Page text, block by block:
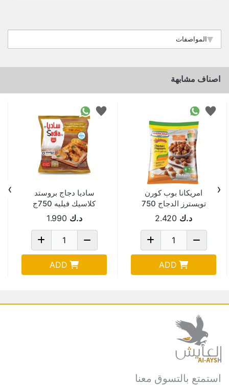
المواصفات
اصناف مشابهة
امريكانا بوب كورن
تويسترز الدجاج 750
جم د.ك 2.420
ADD
ساديا دجاج بروستد
كلاسيك فيليه 750ج
د.ك 1.990
ADD
‹
›
استمتع بالتسوق معنا